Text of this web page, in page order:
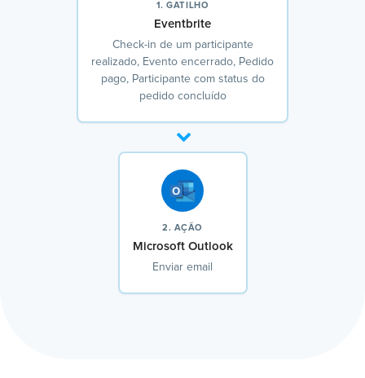
1. GATILHO
Eventbrite
Check-in de um participante
realizado, Evento encerrado, Pedido
pago, Participante com status do
pedido concluído
2. AÇÃO
Microsoft Outlook
Enviar email